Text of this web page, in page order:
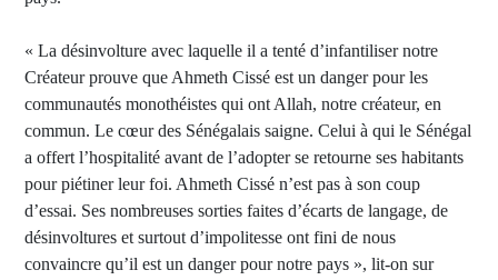
« La désinvolture avec laquelle il a tenté d’infantiliser notre
Créateur prouve que Ahmeth Cissé est un danger pour les
communautés monothéistes qui ont Allah, notre créateur, en
commun. Le cœur des Sénégalais saigne. Celui à qui le Sénégal
a offert l’hospitalité avant de l’adopter se retourne ses habitants
pour piétiner leur foi. Ahmeth Cissé n’est pas à son coup
d’essai. Ses nombreuses sorties faites d’écarts de langage, de
désinvoltures et surtout d’impolitesse ont fini de nous
convaincre qu’il est un danger pour notre pays », lit-on sur